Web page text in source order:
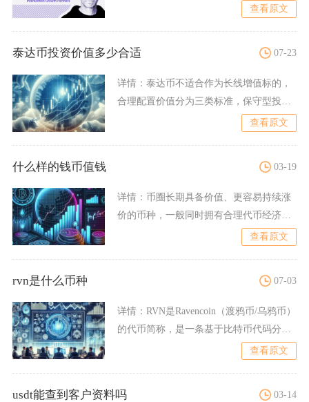
查看原文
泰达币投资价值多少合适 07-23
详情： 泰达币不适合作为长线增值标的，
合理配置价值分为三类标准，保守型投资
查看原文
什么样的钱币值钱 03-19
详情： 币圈长期具备价值、更容易持续涨
价的币种，一般同时拥有合理代币经济模
查看原文
rvn是什么币种 07-03
详情： RVN是Ravencoin（渡鸦币/乌鸦币）
的代币简称，是一条基于比特币代码分
查看原文
usdt能查到客户资料吗 03-14